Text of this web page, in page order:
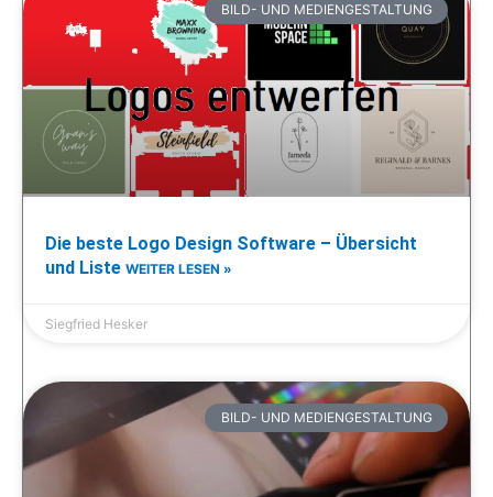
BILD- UND MEDIENGESTALTUNG
Die beste Logo Design Software – Übersicht
und Liste WEITER LESEN »
Siegfried Hesker
BILD- UND MEDIENGESTALTUNG